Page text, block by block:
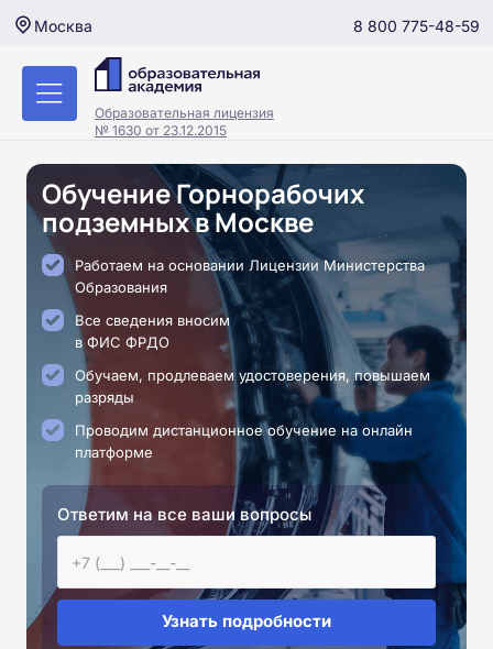
Москва 8 800 775-48-59
Образовательная лицензия
№ 1630 от 23.12.2015
Обучение Горнорабочих
подземных в Москве
Работаем на основании Лицензии Министерства
Образования
Все сведения вносим
в ФИС ФРДО
Обучаем, продлеваем удостоверения, повышаем
разряды
Проводим дистанционное обучение на онлайн
платформе
Ответим на все ваши вопросы
Узнать подробности